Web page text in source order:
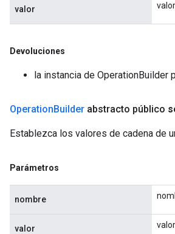
valor
Devoluciones
la instancia de OperationBuilder
OperationBuilder abstracto público
Establezca los valores de cadena de
Parámetros
nombre
valor